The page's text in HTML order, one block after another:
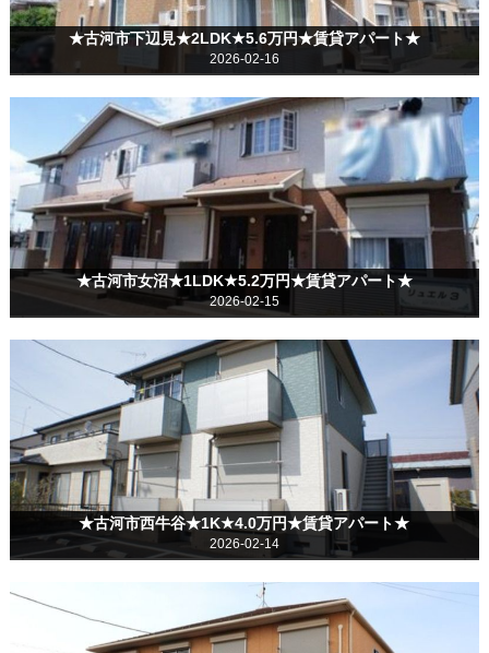
★古河市下辺見★2LDK★5.6万円★賃貸アパート★
2026-02-16
★古河市女沼★1LDK★5.2万円★賃貸アパート★
2026-02-15
★古河市西牛谷★1K★4.0万円★賃貸アパート★
2026-02-14